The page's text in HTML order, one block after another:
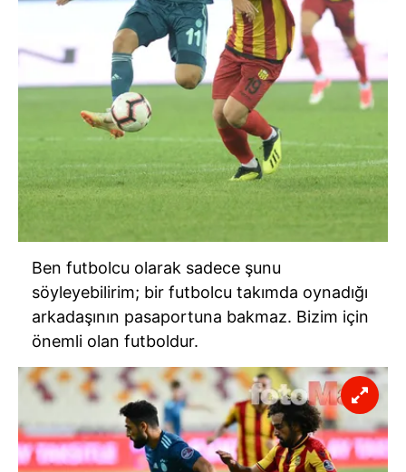
Ben futbolcu olarak sadece şunu
söyleyebilirim; bir futbolcu takımda oynadığı
arkadaşının pasaportuna bakmaz. Bizim için
önemli olan futboldur.